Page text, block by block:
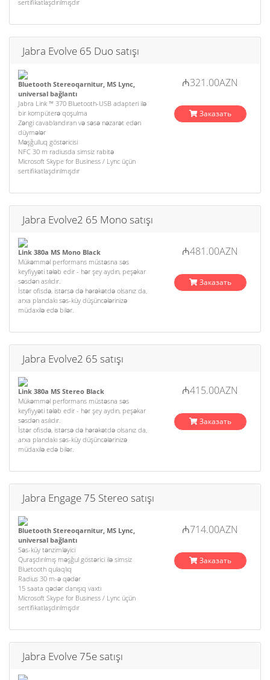
sertifikatlaşdırılmışdır
Jabra Evolve 65 Duo satışı
Bluetooth Stereoqarnitur, MS Lync,
universal bağlantı
Jabra Link ™ 370 Bluetooth-USB adapteri ilə
bir kompüterə qoşulma
Zəngi cavablandıran və səsə nəzarət edən
düymələr
Məşğulluq göstəricisi
NFC 30 m radiusda simsiz rabitə
Microsoft Skype for Business / Lync üçün
sertifikatlaşdırılmışdır
₼321.00AZN
Заказать
Jabra Evolve2 65 Mono satışı
Link 380a MS Mono Black
Mükəmməl performans müstəsna səs
keyfiyyəti tələb edir - hər şey aydın, peşəkar
səsdən asılıdır.
İstər ofisdə, istərsə də hərəkətdə olsanız da,
arxa plandakı səs-küy düşüncələrinizə
müdaxilə edə bilər.
₼481.00AZN
Заказать
Jabra Evolve2 65 satışı
Link 380a MS Stereo Black
Mükəmməl performans müstəsna səs
keyfiyyəti tələb edir - hər şey aydın, peşəkar
səsdən asılıdır.
İstər ofisdə, istərsə də hərəkətdə olsanız da,
arxa plandakı səs-küy düşüncələrinizə
müdaxilə edə bilər.
₼415.00AZN
Заказать
Jabra Engage 75 Stereo satışı
Bluetooth Stereoqarnitur, MS Lync,
universal bağlantı
Səs-küy tənzimləyici
Quraşdırılmış məşğul göstərici ilə simsiz
Bluetooth qulaqlıq
Radius 30 m-ə qədər
15 saata qədər danışıq vaxtı
Microsoft Skype for Business / Lync üçün
sertifikatlaşdırılmışdır
₼714.00AZN
Заказать
Jabra Evolve 75e satışı